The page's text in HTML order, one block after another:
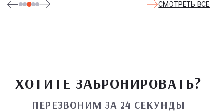
СМОТРЕТЬ ВСЕ
ХОТИТЕ ЗАБРОНИРОВАТЬ?
ПЕРЕЗВОНИМ ЗА 24 СЕКУНДЫ